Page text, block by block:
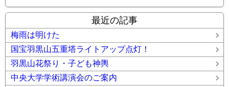
最近の記事
梅雨は明けた
国宝羽黒山五重塔ライトアップ点灯！
羽黒山花祭り・子ども神輿
中央大学学術講演会のご案内